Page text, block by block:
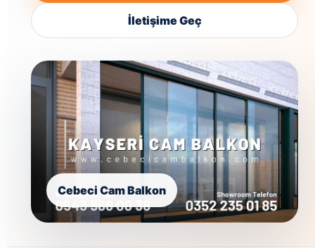
İletişime Geç
Cebeci Cam Balkon